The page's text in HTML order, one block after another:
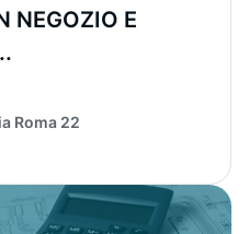
NEGOZIO E
Roma 22